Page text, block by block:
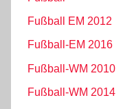
Fußball EM 2012
Fußball-EM 2016
Fußball-WM 2010
Fußball-WM 2014